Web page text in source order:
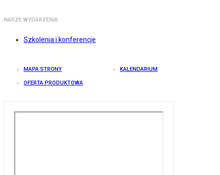
NASZE WYDARZENIA
Szkolenia i konferencje
MAPA STRONY KALENDARIUM
OFERTA PRODUKTOWA